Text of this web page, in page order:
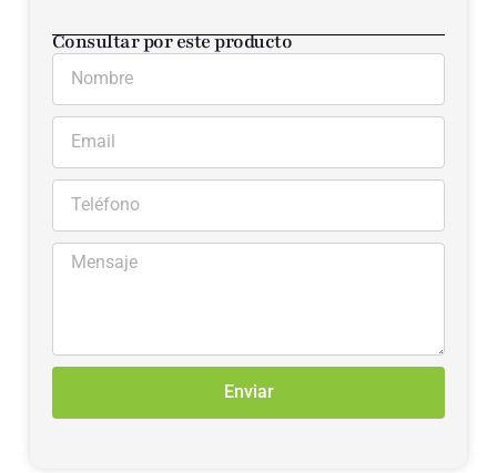
Consultar por este producto
Enviar